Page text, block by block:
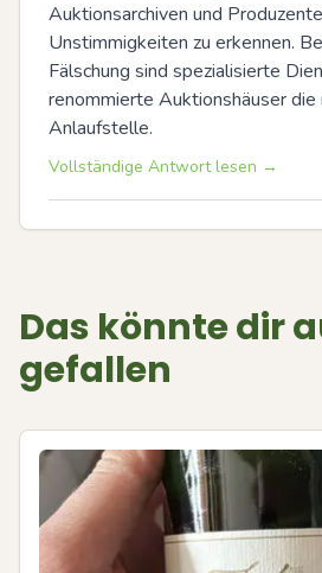
Auktionsarchiven und
Unstimmigkeiten zu erkennen.
Fälschung sind spezialisierte
renommierte Auktionshäuser die
Anlaufstelle.
Vollständige Antwort lesen →
Das könnte dir
gefallen